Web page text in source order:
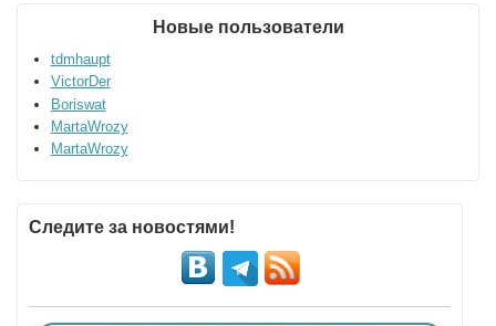
Новые пользователи
tdmhaupt
VictorDer
Boriswat
MartaWrozy
MartaWrozy
Следите за новостями!